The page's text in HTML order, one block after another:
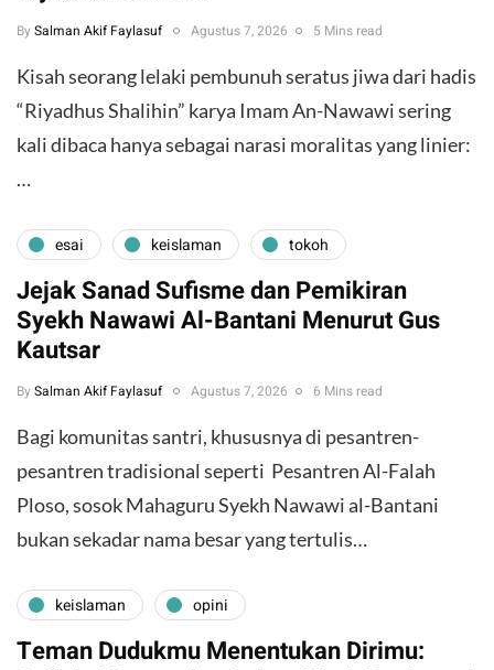
By Salman Akif Faylasuf Agustus 7, 2026 5 Mins read
Kisah seorang lelaki pembunuh seratus jiwa dari hadis
“Riyadhus Shalihin” karya Imam An-Nawawi sering
kali dibaca hanya sebagai narasi moralitas yang linier:
…
esai keislaman tokoh
Jejak Sanad Sufisme dan Pemikiran
Syekh Nawawi Al-Bantani Menurut Gus
Kautsar
By Salman Akif Faylasuf Agustus 7, 2026 6 Mins read
Bagi komunitas santri, khususnya di pesantren-
pesantren tradisional seperti Pesantren Al-Falah
Ploso, sosok Mahaguru Syekh Nawawi al-Bantani
bukan sekadar nama besar yang tertulis…
keislaman opini
Teman Dudukmu Menentukan Dirimu: